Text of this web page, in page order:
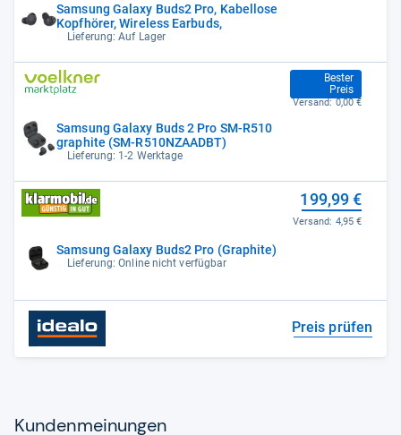
Samsung Galaxy Buds2 Pro, Kabellose
Kopfhörer, Wireless Earbuds,
Lieferung: Auf Lager
Samsung Galaxy Buds 2 Pro SM-R510
graphite (SM-R510NZAADBT)
Lieferung: 1-2 Werktage
Bester
Preis
169,31 €
Versand: 0,00 €
Samsung Galaxy Buds2 Pro (Graphite)
Lieferung: Online nicht verfügbar
199,99 €
Versand: 4,95 €
Preis prüfen
Kun­den­mei­nun­gen